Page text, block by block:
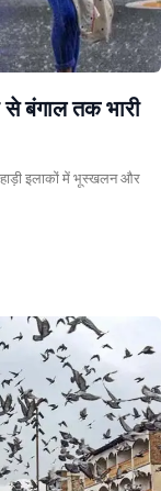
से बंगाल तक भारी
इलाकों में भूस्खलन और